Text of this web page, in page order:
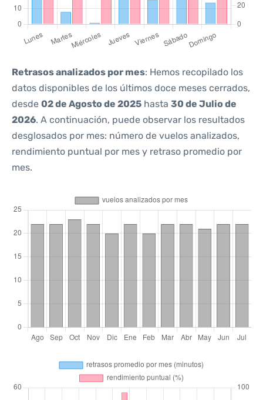
Retrasos analizados por mes: Hemos recopilado los
datos disponibles de los últimos doce meses cerrados,
desde 02 de Agosto de 2025 hasta 30 de Julio de
2026. A continuación, puede observar los resultados
desglosados por mes: número de vuelos analizados,
rendimiento puntual por mes y retraso promedio por
mes.